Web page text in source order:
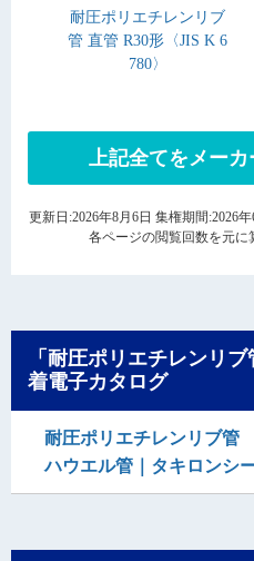
耐圧ポリエチレンリブ
管 直管 R30形〈JIS K 6
780〉
上記全てをメー
更新日:2026年8月6日 集権期間:2026
各ページの閲覧回数を元に
「耐圧ポリエチレンリ
着電子カタログ
耐圧ポリエチレンリブ管
ハウエル管｜タキロンシ